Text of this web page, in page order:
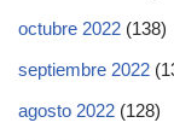
octubre 2022 (138)
septiembre 2022
agosto 2022 (128)